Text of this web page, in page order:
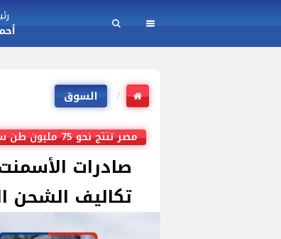
السوق
مصر تنتج نحو 75 مليون طن سنوياً
تكاليف الشحن